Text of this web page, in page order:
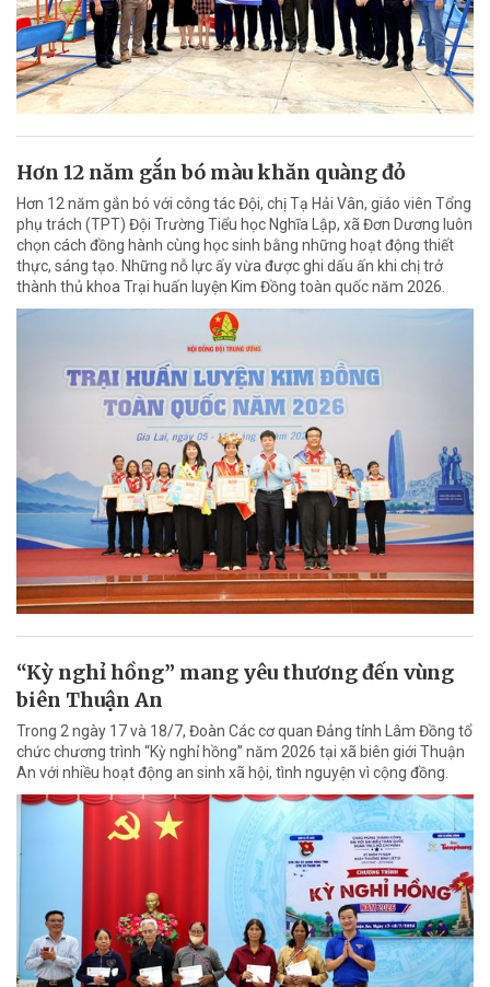
Hơn 12 năm gắn bó màu khăn quàng đỏ
Hơn 12 năm gắn bó với công tác Đội, chị Tạ Hải Vân, giáo viên Tổng
phụ trách (TPT) Đội Trường Tiểu học Nghĩa Lập, xã Đơn Dương luôn
chọn cách đồng hành cùng học sinh bằng những hoạt động thiết
thực, sáng tạo. Những nỗ lực ấy vừa được ghi dấu ấn khi chị trở
thành thủ khoa Trại huấn luyện Kim Đồng toàn quốc năm 2026.
“Kỳ nghỉ hồng” mang yêu thương đến vùng
biên Thuận An
Trong 2 ngày 17 và 18/7, Đoàn Các cơ quan Đảng tỉnh Lâm Đồng tổ
chức chương trình “Kỳ nghỉ hồng” năm 2026 tại xã biên giới Thuận
An với nhiều hoạt động an sinh xã hội, tình nguyện vì cộng đồng.